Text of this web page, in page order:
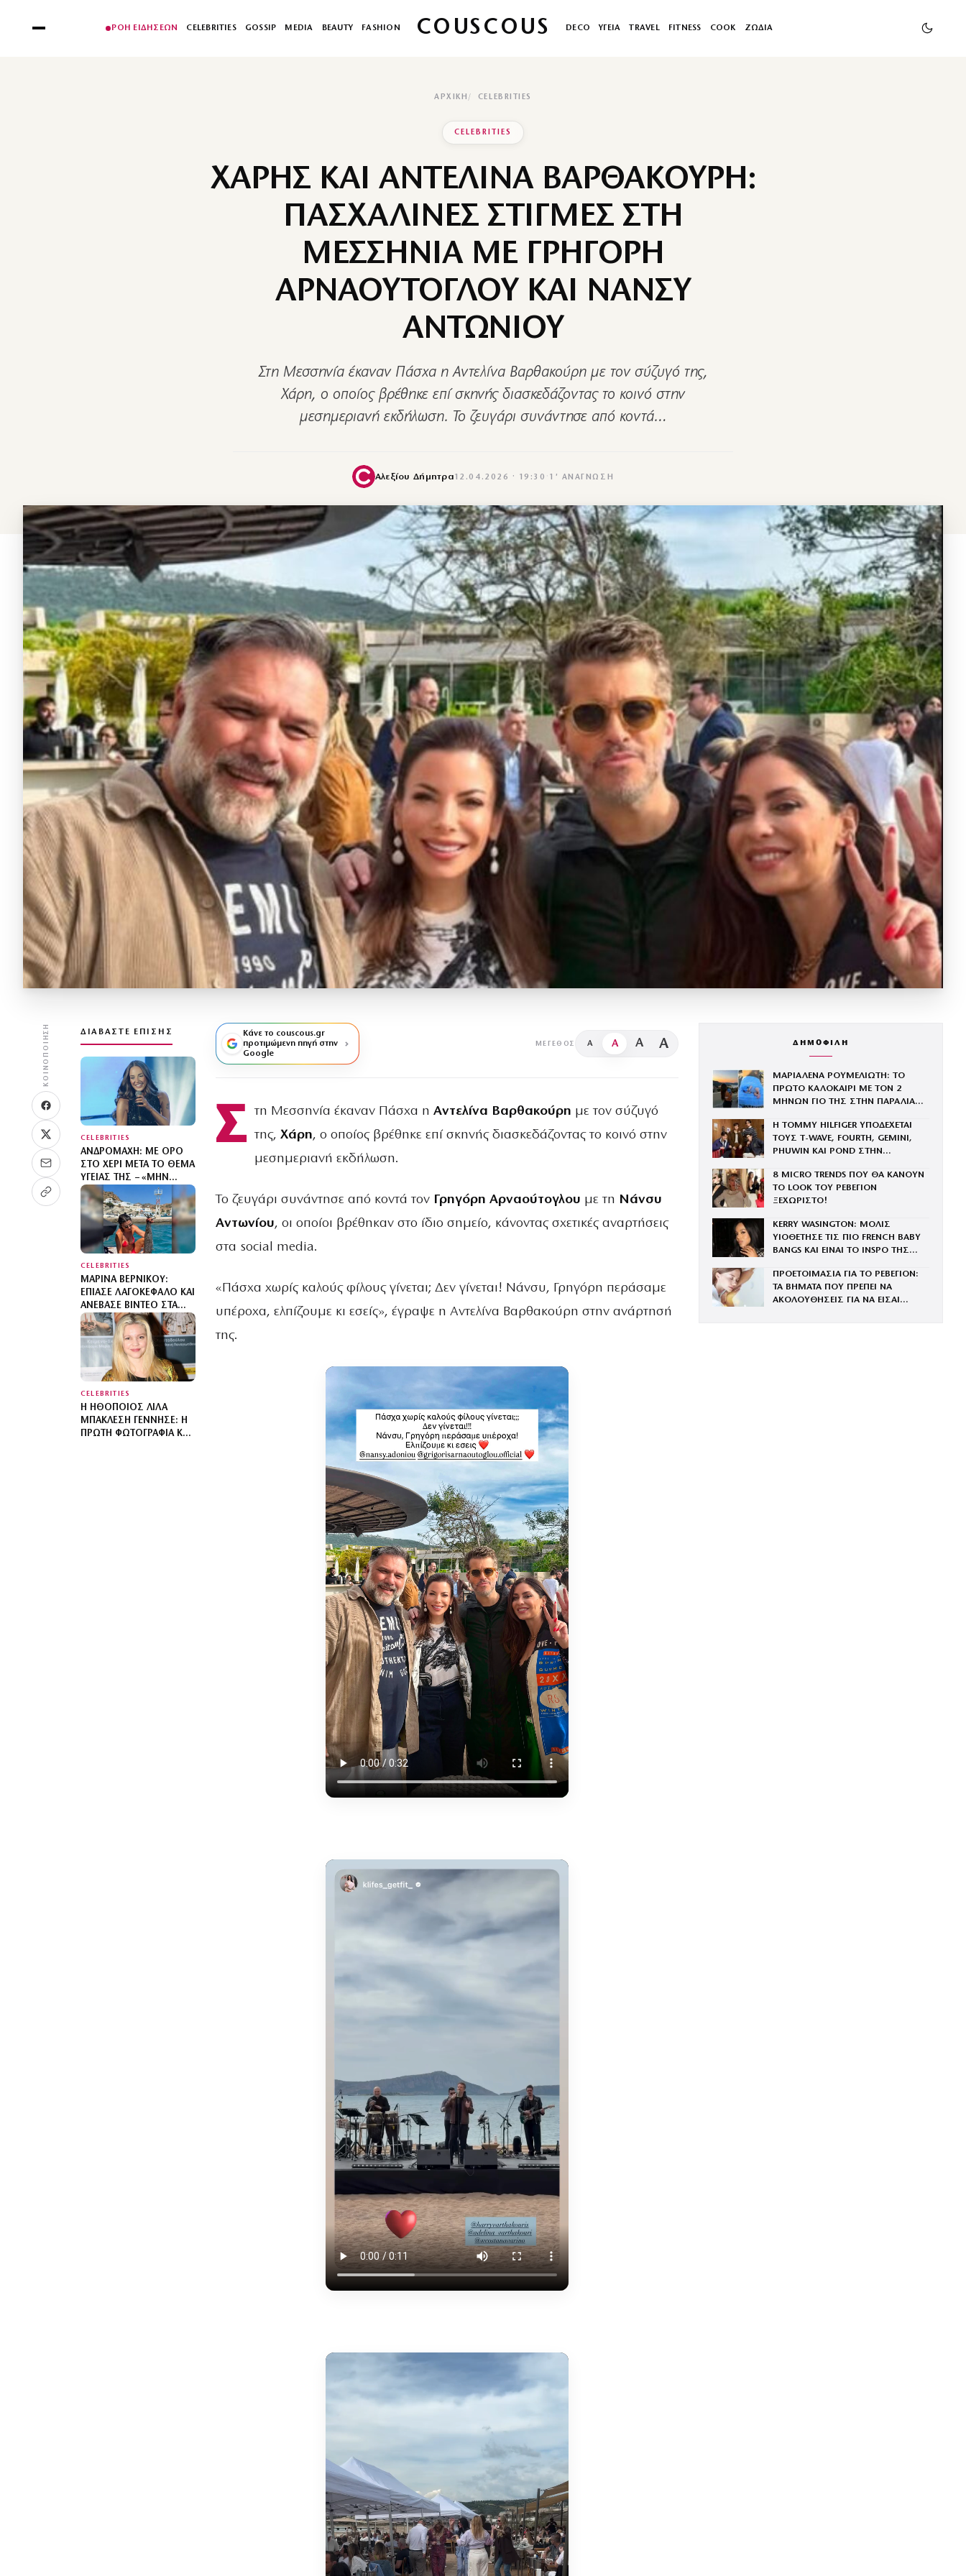
ΡΟΗ ΕΙΔΗΣΕΩΝ CELEBRITIES GOSSIP MEDIA BEAUTY FASHION COUSCOUS DECO ΥΓΕΙΑ TRAVEL FITNESS COOK ΖΩΔΙΑ
ΑΡΧΙΚΉ CELEBRITIES
CELEBRITIES
ΧΑΡΗΣ ΚΑΙ ΑΝΤΕΛΙΝΑ ΒΑΡΘΑΚΟΥΡΗ:
ΠΑΣΧΑΛΙΝΕΣ ΣΤΙΓΜΕΣ ΣΤΗ
ΜΕΣΣΗΝΙΑ ΜΕ ΓΡΗΓΟΡΗ
ΑΡΝΑΟΥΤΟΓΛΟΥ ΚΑΙ ΝΑΝΣΥ
ΑΝΤΩΝΙΟΥ
Στη Μεσσηνία έκαναν Πάσχα η Αντελίνα Βαρθακούρη με τον σύζυγό της,
Χάρη, ο οποίος βρέθηκε επί σκηνής διασκεδάζοντας το κοινό στην
μεσημεριανή εκδήλωση. Το ζευγάρι συνάντησε από κοντά…
Αλεξίου Δήμητρα12.04.2026 · 19:30 · 1′ ΑΝΆΓΝΩΣΗ
ΚΟΙΝΟΠΟΊΗΣΗ ΔΙΑΒΆΣΤΕ ΕΠΊΣΗΣ
CELEBRITIES
ΑΝΔΡΟΜΆΧΗ: ΜΕ ΟΡΌ
ΣΤΟ ΧΈΡΙ ΜΕΤΆ ΤΟ ΘΈΜΑ
ΥΓΕΊΑΣ ΤΗΣ – «ΜΗΝ
ΑΝΗΣΥΧΕΊΤΕ, ΤΟ ‘ΧΩ»
CELEBRITIES
ΜΑΡΊΝΑ ΒΕΡΝΊΚΟΥ:
ΈΠΙΑΣΕ ΛΑΓΟΚΈΦΑΛΟ ΚΑΙ
ΑΝΈΒΑΣΕ ΒΊΝΤΕΟ ΣΤΑ
SOCIAL MEDIA – «ΔΕΝ
ΥΠΆΡΧΕΙ ΚΑΝΈΝΑΣ
ΛΌΓΟΣ ΝΑ
ΦΟΒΌΜΑΣΤΕ»
CELEBRITIES
Η ΗΘΟΠΟΙΌΣ ΛΊΛΑ
ΜΠΑΚΛΈΣΗ ΓΈΝΝΗΣΕ: Η
ΠΡΏΤΗ ΦΩΤΟΓΡΑΦΊΑ ΚΑΙ
Κάνε το couscous.gr
προτιμώμενη πηγή στην
Google
ΜΈΓΕΘΟΣ A A A A
Σ τη Μεσσηνία έκαναν Πάσχα η Αντελίνα Βαρθακούρη με τον σύζυγό
της, Χάρη, ο οποίος βρέθηκε επί σκηνής διασκεδάζοντας το κοινό στην
μεσημεριανή εκδήλωση.
Το ζευγάρι συνάντησε από κοντά τον Γρηγόρη Αρναούτογλου με τη Νάνσυ
Αντωνίου, οι οποίοι βρέθηκαν στο ίδιο σημείο, κάνοντας σχετικές αναρτήσεις
στα social media.
«Πάσχα χωρίς καλούς φίλους γίνεται; Δεν γίνεται! Νάνσυ, Γρηγόρη περάσαμε
υπέροχα, ελπίζουμε κι εσείς», έγραψε η Αντελίνα Βαρθακούρη στην ανάρτησή
της.
ΔΗΜΟΦΙΛΗ
ΜΑΡΙΑΛΕΝΑ ΡΟΥΜΕΛΙΩΤΗ: ΤΟ
ΠΡΩΤΟ ΚΑΛΟΚΑΙΡΙ ΜΕ ΤΟΝ 2
ΜΗΝΩΝ ΓΙΟ ΤΗΣ ΣΤΗΝ ΠΑΡΑΛΙΑ
Η TOMMY HILFIGER ΥΠΟΔΕΧΕΤΑΙ
ΤΟΥΣ Τ-WAVE, FOURTH, GEMINI,
PHUWIN ΚΑΙ POND ΣΤΗΝ
8 MICRO TRENDS ΠΟΥ ΘΑ ΚΑΝΟΥΝ
ΤΟ LOOK ΤΟΥ ΡΕΒΕΓΙΟΝ
ΞΕΧΩΡΙΣΤΟ!
KERRY WASINGTON: ΜΟΛΙΣ
ΥΙΟΘΕΤΗΣΕ ΤΙΣ ΠΙΟ FRENCH BABY
BANGS ΚΑΙ ΕΙΝΑΙ ΤΟ INSPO ΤΗΣ
ΠΡΟΕΤΟΙΜΑΣΙΑ ΓΙΑ ΤΟ ΡΕΒΕΓΙΟΝ:
ΤΑ ΒΗΜΑΤΑ ΠΟΥ ΠΡΕΠΕΙ ΝΑ
ΑΚΟΛΟΥΘΗΣΕΙΣ ΓΙΑ ΝΑ ΕΙΣΑΙ